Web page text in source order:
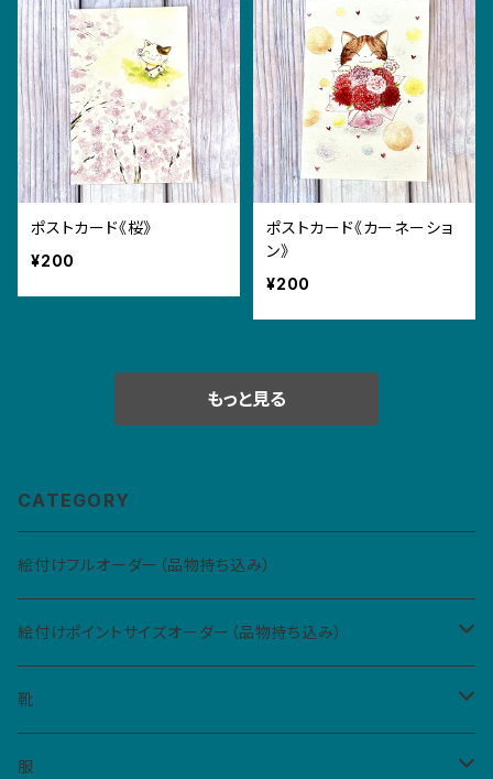
ポストカード《桜》
¥200
ポストカード《カーネーショ
ン》
¥200
もっと見る
CATEGORY
絵付けフルオーダー（品物持ち込み）
絵付けポイントサイズオーダー（品物持ち込み）
Sサイズ（5cm四方、2カ所まで）
Mサイズ（10cm四方、1カ所）
靴
レディース
服